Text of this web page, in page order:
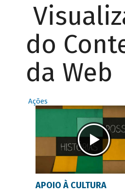
do
da Web
Ações
APOIO À CULTURA